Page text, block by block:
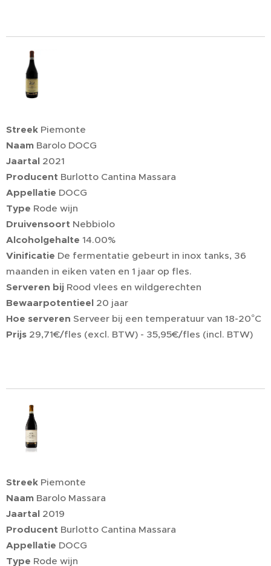
Streek Piemonte
Naam Barolo DOCG
Jaartal 2021
Producent Burlotto Cantina Massara
Appellatie DOCG
Type Rode wijn
Druivensoort Nebbiolo
Alcoholgehalte 14.00%
Vinificatie De fermentatie gebeurt in inox tanks, 36
maanden in eiken vaten en 1 jaar op fles.
Serveren bij Rood vlees en wildgerechten
Bewaarpotentieel 20 jaar
Hoe serveren Serveer bij een temperatuur van 18-20°C
Prijs 29,71€/fles (excl. BTW) - 35,95€/fles (incl. BTW)
Streek Piemonte
Naam Barolo Massara
Jaartal 2019
Producent Burlotto Cantina Massara
Appellatie DOCG
Type Rode wijn